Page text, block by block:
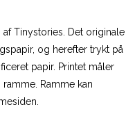
kr..
Tinystories. Det originale
og herefter trykt på
papir. Printet måler
Ramme kan